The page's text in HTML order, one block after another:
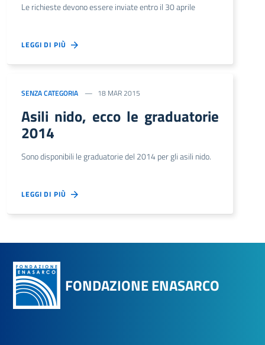
Le richieste devono essere inviate entro il 30 aprile
LEGGI DI PIÙ
SENZA CATEGORIA 18 MAR 2015
Asili nido, ecco le graduatorie
2014
Sono disponibili le graduatorie del 2014 per gli asili nido.
LEGGI DI PIÙ
FONDAZIONE ENASARCO